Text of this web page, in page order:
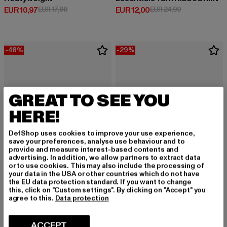
EUR 10,97
Derzeitiger Preis: EUR 10,97
EUR 17,99Aktionspreis: EUR 17,99
EUR 12,00
Derzeitiger Preis: EUR 12,00
EUR 24,99Aktionspreis:
-46%
FLEXFIT
Nylon
-29%
FLEXFIT
GREAT TO SEE YOU
HERE!
DefShop uses cookies to improve your use experience,
save your preferences, analyse use behaviour and to
provide and measure interest-based contents and
advertising. In addition, we allow partners to extract data
or to use cookies. This may also include the processing of
your data in the USA or other countries which do not have
the EU data protection standard. If you want to change
this, click on "Custom settings". By clicking on "Accept" you
agree to this. Data protection